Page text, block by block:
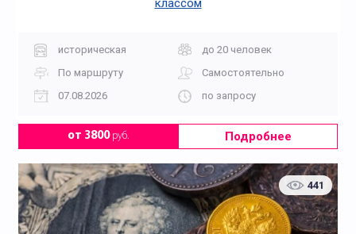
классом
историческая
до 20 человек
По маршруту
Самостоятельно
07.08.2026
по запросу
от 3800руб. Подробнее
441